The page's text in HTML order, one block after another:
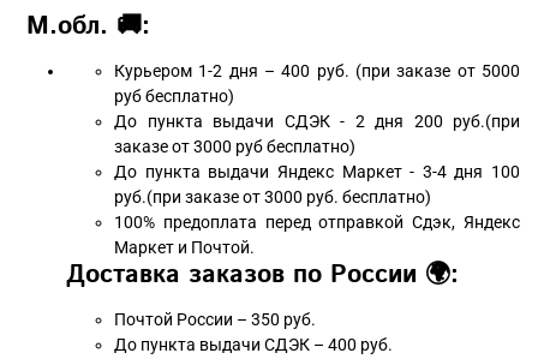
М.обл. 🚚:
Курьером 1-2 дня – 400 руб. (при заказе от 5000
руб бесплатно)
До пункта выдачи СДЭК - 2 дня 200 руб.(при
заказе от 3000 руб бесплатно)
До пункта выдачи Яндекс Маркет - 3-4 дня 100
руб.(при заказе от 3000 руб. бесплатно)
100% предоплата перед отправкой Сдэк, Яндекс
Маркет и Почтой.
Доставка заказов по России 🌍:
Почтой России – 350 руб.
До пункта выдачи СДЭК – 400 руб.